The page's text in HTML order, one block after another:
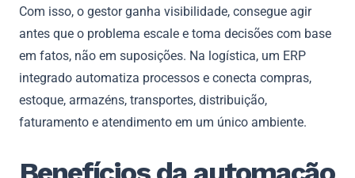
Com isso, o gestor ganha visibilidade, consegue agir
antes que o problema escale e toma decisões com base
em fatos, não em suposições. Na logística, um ERP
integrado automatiza processos e conecta compras,
estoque, armazéns, transportes, distribuição,
faturamento e atendimento em um único ambiente.